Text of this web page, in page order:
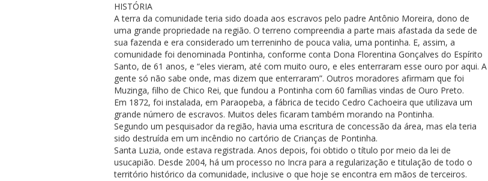
HISTÓRIA
A terra da comunidade teria sido doada aos escravos pelo padre Antônio Moreira, dono de
uma grande propriedade na região. O terreno compreendia a parte mais afastada da sede de
sua fazenda e era considerado um terreninho de pouca valia, uma pontinha. E, assim, a
comunidade foi denominada Pontinha, conforme conta Dona Florentina Gonçalves do Espírito
Santo, de 61 anos, e “eles vieram, até com muito ouro, e eles enterraram esse ouro por aqui. A
gente só não sabe onde, mas dizem que enterraram”. Outros moradores afirmam que foi
Muzinga, filho de Chico Rei, que fundou a Pontinha com 60 famílias vindas de Ouro Preto.
Em 1872, foi instalada, em Paraopeba, a fábrica de tecido Cedro Cachoeira que utilizava um
grande número de escravos. Muitos deles ficaram também morando na Pontinha.
Segundo um pesquisador da região, havia uma escritura de concessão da área, mas ela teria
sido destruída em um incêndio no cartório de Crianças de Pontinha.
Santa Luzia, onde estava registrada. Anos depois, foi obtido o título por meio da lei de
usucapião. Desde 2004, há um processo no Incra para a regularização e titulação de todo o
território histórico da comunidade, inclusive o que hoje se encontra em mãos de terceiros.